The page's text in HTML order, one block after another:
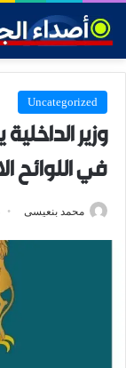
Uncategorized
وزير
في اللوائح
محمد بنعيسى